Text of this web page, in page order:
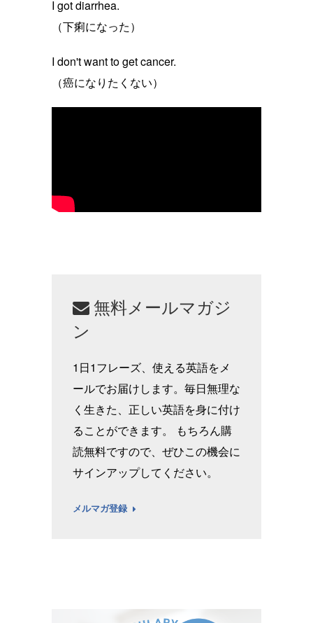
I got diarrhea.
（下痢になった）
I don't want to get cancer.
（癌になりたくない）
無料メールマガジ
ン
1日1フレーズ、使える英語をメ
ールでお届けします。毎日無理な
く生きた、正しい英語を身に付け
ることができます。 もちろん購
読無料ですので、ぜひこの機会に
サインアップしてください。
メルマガ登録